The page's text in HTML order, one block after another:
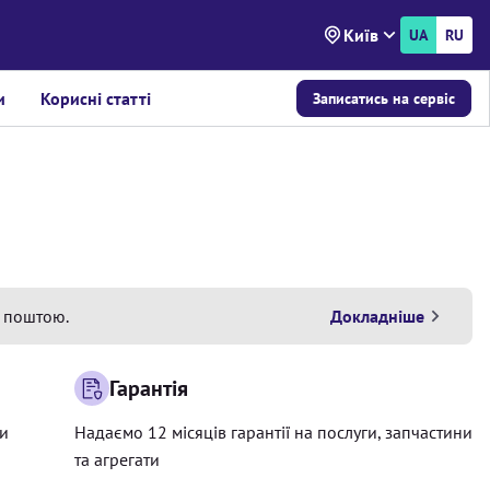
Київ UA RU
Корисні статті Записатись на сервіс
поштою. Докладніше
Гарантія
Надаємо 12 місяців гарантії на послуги, запчастини
та агрегати